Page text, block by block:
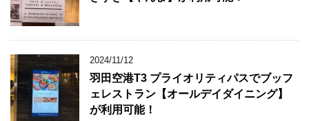
2024/11/12
羽田空港T3 プライオリティパスでブッフ
ェレストラン【オールデイダイニング】
が利用可能！